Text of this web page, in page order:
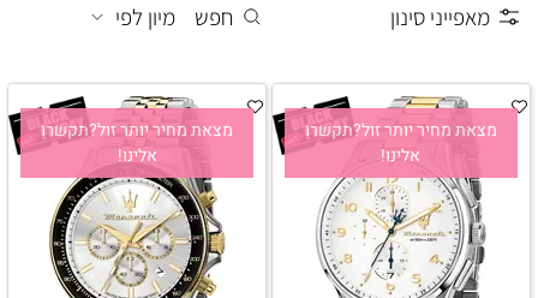
מאפייני סינון חפש מיון לפי
מצאת מחיר יותר זול?תקשרו
אלינו!
מצאת מחיר יותר זול?תקשרו
אלינו!